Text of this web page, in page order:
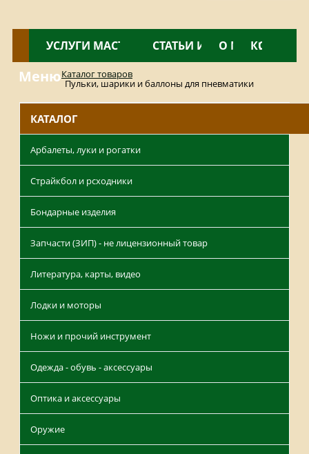
КАТАЛОГ
УСЛУГИ МАСТЕРСКОЙНОВОСТИ
СТАТЬИ И ОБЗОРЫ
О МАГАЗИНЕ
МенюКаталог товаров
Пульки, шарики и баллоны для пневматики
КАТАЛОГ
Арбалеты, луки и рогатки
Страйкбол и рсходники
Бондарные изделия
Запчасти (ЗИП) - не лицензионный товар
Литература, карты, видео
Лодки и моторы
Ножи и прочий инструмент
Одежда - обувь - аксессуары
Оптика и аксессуары
Оружие